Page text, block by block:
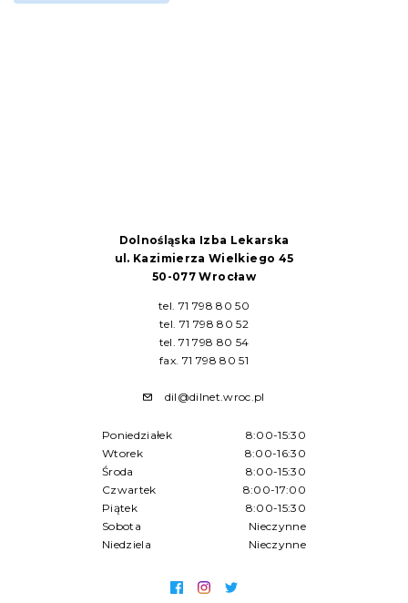
Dolnośląska Izba Lekarska
ul. Kazimierza Wielkiego 45
50-077 Wrocław
tel. 71 798 80 50
tel. 71 798 80 52
tel. 71 798 80 54
fax. 71 798 80 51
dil@dilnet.wroc.pl
Poniedziałek
8:00-15:30
Wtorek
8:00-16:30
Środa
8:00-15:30
Czwartek
8:00-17:00
Piątek
8:00-15:30
Sobota
Nieczynne
Niedziela
Nieczynne